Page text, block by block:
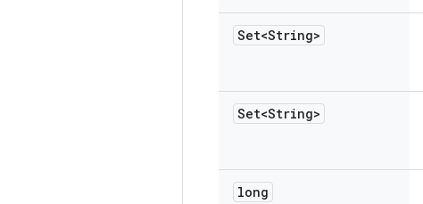
Set<String>
Set<String>
long